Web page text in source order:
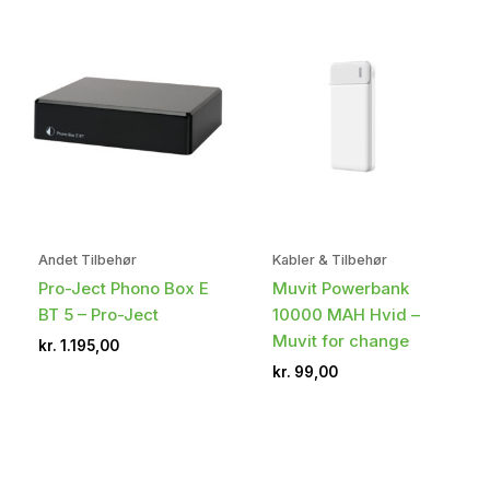
Andet Tilbehør
Pro-Ject Phono Box E
BT 5 – Pro-Ject
kr. 1.195,00
Kabler & Tilbehør
Muvit Powerbank
10000 MAH Hvid –
Muvit for change
kr. 99,00